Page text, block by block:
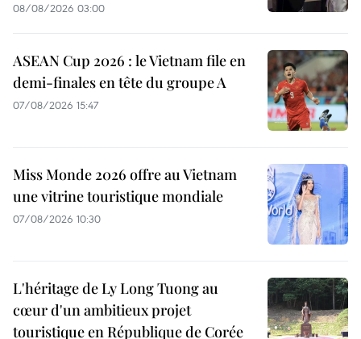
08/08/2026 03:00
ASEAN Cup 2026 : le Vietnam file en
demi-finales en tête du groupe A
07/08/2026 15:47
Miss Monde 2026 offre au Vietnam
une vitrine touristique mondiale
07/08/2026 10:30
L'héritage de Ly Long Tuong au
cœur d'un ambitieux projet
touristique en République de Corée